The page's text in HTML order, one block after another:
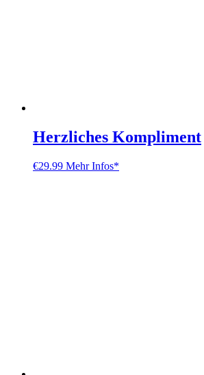
Herzliches Kompliment
€29.99 Mehr Infos*